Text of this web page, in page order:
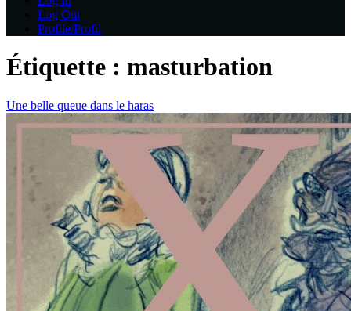
Log Out
Profile/Profil
Étiquette : masturbation
Une belle queue dans le haras